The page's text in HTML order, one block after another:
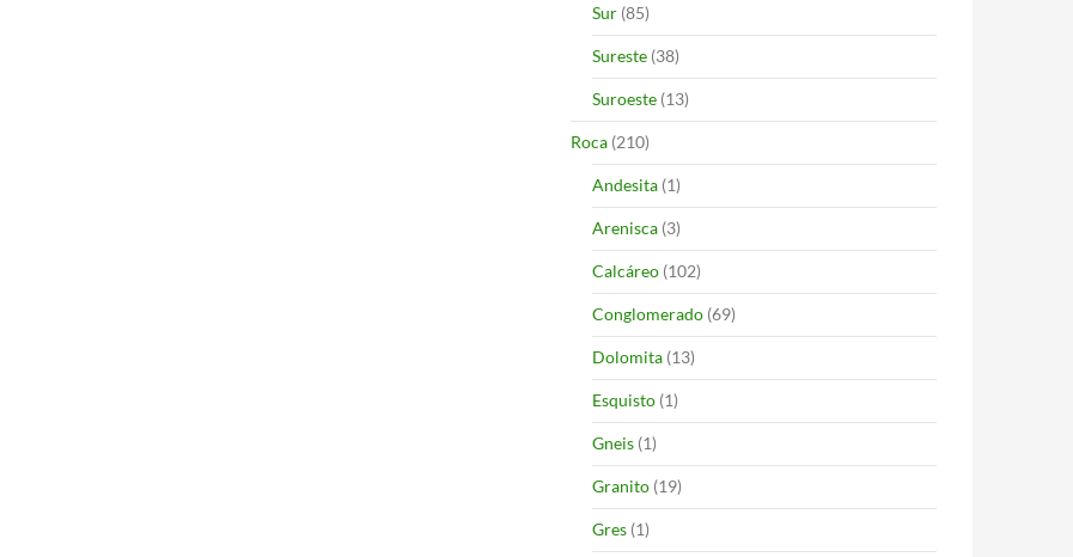
Sur (85)
Sureste (38)
Suroeste (13)
Roca (210)
Andesita (1)
Arenisca (3)
Calcáreo (102)
Conglomerado (69)
Dolomita (13)
Esquisto (1)
Gneis (1)
Granito (19)
Gres (1)